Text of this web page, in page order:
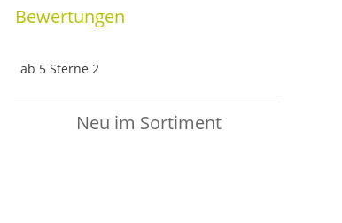
Bewertungen
ab 5 Sterne 2
Neu im Sortiment